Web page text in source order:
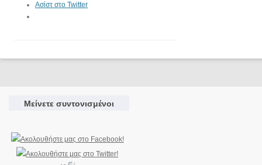
Ασίστ στο Twitter
Μείνετε συντονισμένοι